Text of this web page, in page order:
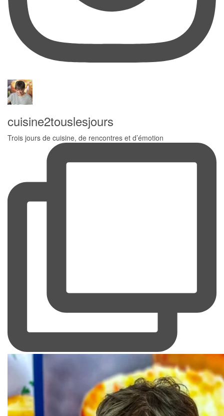
cuisine2touslesjours
Trois jours de cuisine, de rencontres et d’émotion